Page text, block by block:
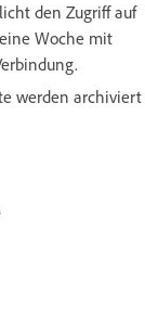
den Zugriff auf
Woche mit
werden archiviert